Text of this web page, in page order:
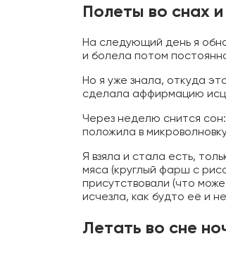
Полеты во снах
На следующий день я
и болела потом
Но я уже знала, откуда
сделала аффирмацию
Через неделю снится
положила в
Я взяла и стала есть,
мяса (круглый фарш с
присутствовали (что
исчезла, как будто её и
Летать во сне